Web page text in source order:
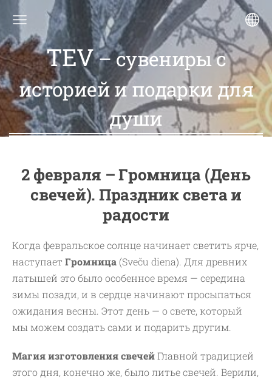
TEV– сувениры с
историей и подарки для
души
2 февраля – Громница (День
свечей). Праздник света и
радости
Когда февральское солнце начинает светить ярче,
наступает Громница (Sveču diena). Для древних
латышей это было особенное время — середина
зимы позади, и в сердце начинают просыпаться
ожидания весны. Этот день — о свете, который
мы можем создать сами и подарить другим.
Магия изготовления свечей Главной традицией
этого дня, конечно же, было литье свечей. Верили,